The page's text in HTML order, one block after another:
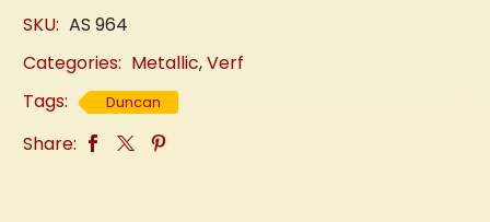
SKU: AS 964
Categories: Metallic,Verf
Tags:
Duncan
Share: